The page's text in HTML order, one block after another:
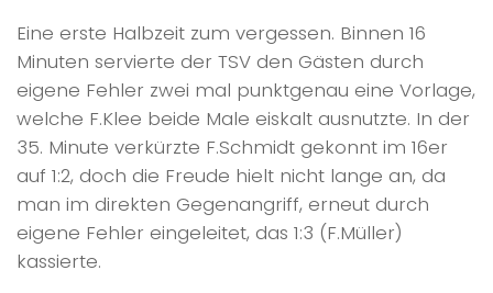
Eine erste Halbzeit zum vergessen. Binnen 16
Minuten servierte der TSV den Gästen durch
eigene Fehler zwei mal punktgenau eine Vorlage,
welche F.Klee beide Male eiskalt ausnutzte. In der
35. Minute verkürzte F.Schmidt gekonnt im 16er
auf 1:2, doch die Freude hielt nicht lange an, da
man im direkten Gegenangriff, erneut durch
eigene Fehler eingeleitet, das 1:3 (F.Müller)
kassierte.